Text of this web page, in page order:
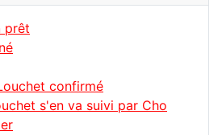
prêt
confirmé
s'en va suivi par Cho